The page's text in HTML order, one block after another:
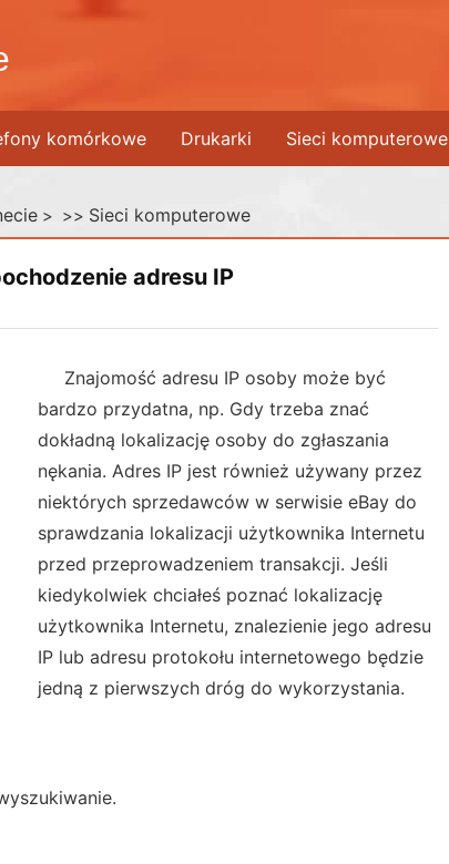
komórkowe Drukarki Sieci komputerowe
> >> Sieci komputerowe
adresu IP
Znajomość adresu IP osoby może być
bardzo przydatna, np. Gdy trzeba znać
dokładną lokalizację osoby do zgłaszania
nękania. Adres IP jest również używany przez
niektórych sprzedawców w serwisie eBay do
sprawdzania lokalizacji użytkownika Internetu
przed przeprowadzeniem transakcji. Jeśli
kiedykolwiek chciałeś poznać lokalizację
użytkownika Internetu, znalezienie jego adresu
IP lub adresu protokołu internetowego będzie
jedną z pierwszych dróg do wykorzystania.